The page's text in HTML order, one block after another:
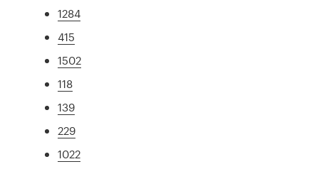
1284
415
1502
118
139
229
1022